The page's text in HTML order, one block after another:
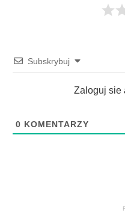
Subskrybuj
Zaloguj sie
0 KOMENTARZY